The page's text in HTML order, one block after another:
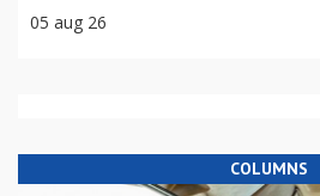
05 aug 26
COLUMNS